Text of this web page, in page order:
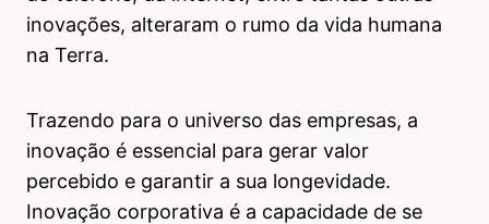
inovações, alteraram o rumo da vida humana
na Terra.
Trazendo para o universo das empresas, a
inovação é essencial para gerar valor
percebido e garantir a sua longevidade.
Inovação corporativa é a capacidade de se